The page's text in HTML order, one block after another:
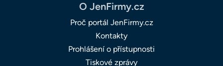
O JenFirmy.cz
Proč portál JenFirmy.cz
Kontakty
Prohlášení o přístupnosti
Tiskové zprávy